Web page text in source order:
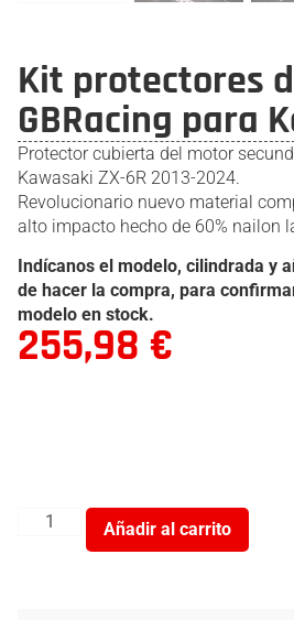
Kit protectores
GBRacing para
Protector cubierta del motor
Kawasaki ZX-6R 2013-2024.
Revolucionario nuevo material
alto impacto hecho de 60% nailon
Indícanos el modelo, cilindrada y
de hacer la compra, para
modelo en stock.
255,98 €
Añadir al carrito